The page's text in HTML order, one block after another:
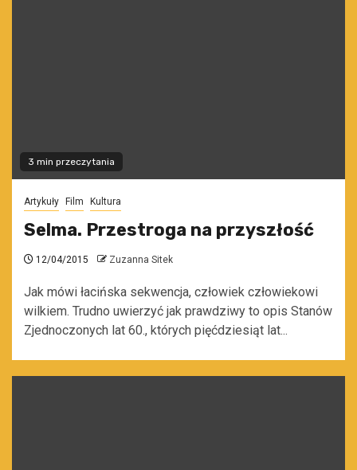
3 min przeczytania
Artykuły Film Kultura
Selma. Przestroga na przyszłość
12/04/2015 Zuzanna Sitek
Jak mówi łacińska sekwencja, człowiek człowiekowi
wilkiem. Trudno uwierzyć jak prawdziwy to opis Stanów
Zjednoczonych lat 60., których pięćdziesiąt lat...